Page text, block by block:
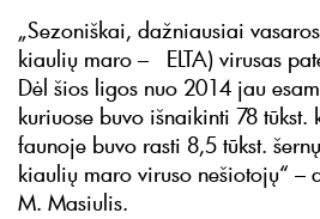
„Sezoniškai, dažniausiai
kiaulių maro – ELTA) virusas
Dėl šios ligos nuo 2014 jau
kuriuose buvo išnaikinti 78 tūkst.
faunoje buvo rasti 8,5 tūkst.
kiaulių maro viruso nešiotojų“ –
M. Masiulis.